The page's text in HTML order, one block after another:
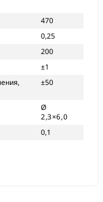
470
0,25
200
±1
±50
Ø
2,3×6,0
0,1